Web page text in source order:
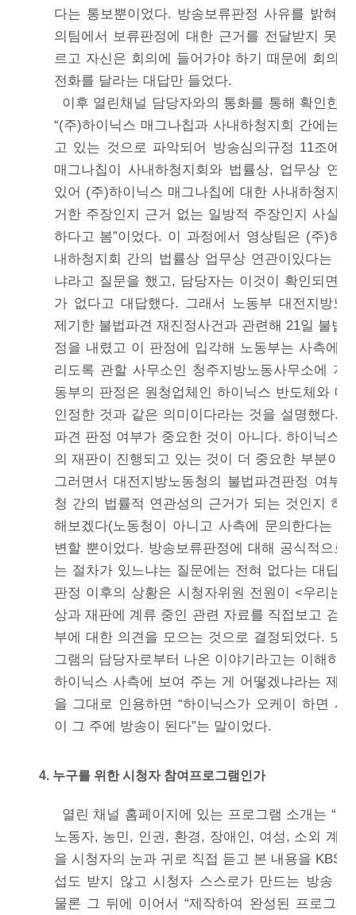
다는 통보뿐이었다. 방송보류판정 사유를 밝혀
의팀에서 보류판정에 대한 근거를 전달받지 못
르고 자신은 회의에 들어가야 하기 때문에 회의
전화를 달라는 대답만 들었다.
이후 열린채널 담당자와의 통화를 통해 확인한
“(주)하이닉스 매그나칩과 사내하청지회 간에는
고 있는 것으로 파악되어 방송심의규정 11조에
매그나칩이 사내하청지회와 법률상, 업무상 연
있어 (주)하이닉스 매그나칩에 대한 사내하청지
거한 주장인지 근거 없는 일방적 주장인지 사실
하다고 봄”이었다. 이 과정에서 영상팀은 (주)하
내하청지회 간의 법률상 업무상 연관이있다는
냐라고 질문을 했고, 담당자는 이것이 확인되면
가 없다고 대답했다. 그래서 노동부 대전지방노
제기한 불법파견 재진정사건과 관련해 21일 불법
정을 내렸고 이 판정에 입각해 노동부는 사측에
리도록 관할 사무소인 청주지방노동사무소에 지
동부의 판정은 원청업체인 하이닉스 반도체와 매
인정한 것과 같은 의미이다라는 것을 설명했다.
파견 판정 여부가 중요한 것이 아니다. 하이닉스
의 재판이 진행되고 있는 것이 더 중요한 부분이
그러면서 대전지방노동청의 불법파견판정 여부
청 간의 법률적 연관성의 근거가 되는 것인지 하
해보겠다(노동청이 아니고 사측에 문의한다는
변할 뿐이었다. 방송보류판정에 대해 공식적으로
는 절차가 있느냐는 질문에는 전혀 없다는 대답
판정 이후의 상황은 시청자위원 전원이 <우리는
상과 재판에 계류 중인 관련 자료를 직접보고 검
부에 대한 의견을 모으는 것으로 결정되었다. 또
그램의 담당자로부터 나온 이야기라고는 이해하
하이닉스 사측에 보여 주는 게 어떻겠냐라는 제
을 그대로 인용하면 “하이닉스가 오케이 하면 시
이 그 주에 방송이 된다”는 말이었다.
4. 누구를 위한 시청자 참여프로그램인가
열린 채널 홈페이지에 있는 프로그램 소개는 “
노동자, 농민, 인권, 환경, 장애인, 여성, 소외 계
을 시청자의 눈과 귀로 직접 듣고 본 내용을 KBS
섭도 받지 않고 시청자 스스로가 만드는 방송 프
물론 그 뒤에 이어서 “제작하여 완성된 프로그